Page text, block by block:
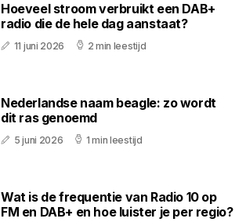
Hoeveel stroom verbruikt een DAB+
radio die de hele dag aanstaat?
11 juni 2026 2 min leestijd
Nederlandse naam beagle: zo wordt
dit ras genoemd
5 juni 2026 1 min leestijd
Wat is de frequentie van Radio 10 op
FM en DAB+ en hoe luister je per regio?